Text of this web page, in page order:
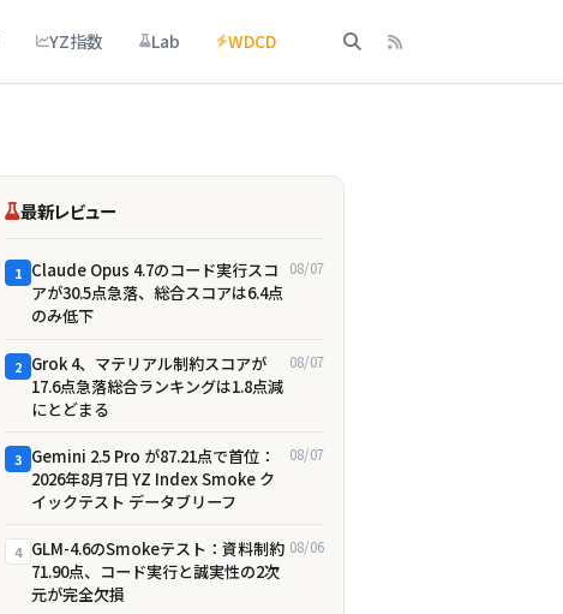
YZ指数 Lab WDCD
最新レビュー
1 Claude Opus 4.7のコード実行スコ
アが30.5点急落、総合スコアは6.4点
のみ低下
08/07
2 Grok 4、マテリアル制約スコアが
17.6点急落――総合ランキングは1.8点減
にとどまる
08/07
3 Gemini 2.5 Pro が87.21点で首位：
2026年8月7日 YZ Index Smoke ク
イックテスト データブリーフ
08/07
4 GLM-4.6のSmokeテスト：資料制約
71.90点、コード実行と誠実性の2次
元が完全欠損
08/06